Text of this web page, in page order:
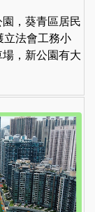
，葵青區居民
立法會工務小
，新公園有大